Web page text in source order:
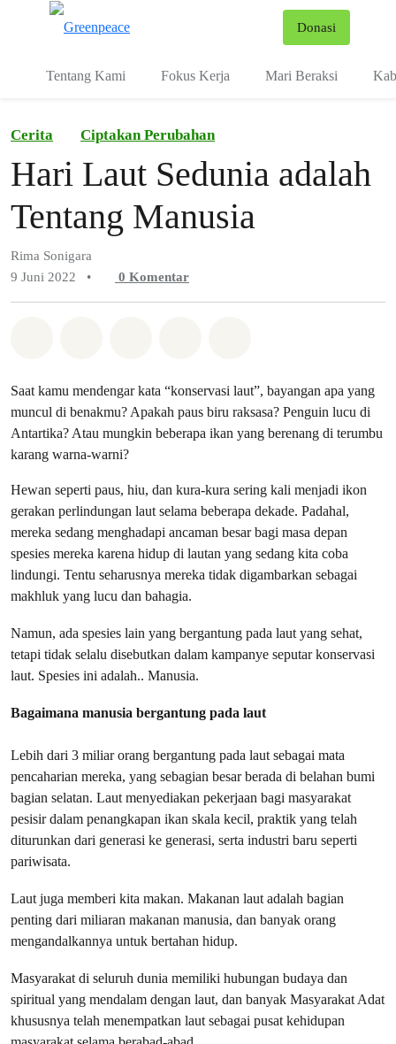
Donasi
Tentang Kami Fokus Kerja Mari Beraksi
Cerita Ciptakan Perubahan
Hari Laut Sedunia adalah
Tentang Manusia
Rima Sonigara
9 Juni 2022
• 0 Komentar
Saat kamu mendengar kata “konservasi laut”, bayangan apa yang
muncul di benakmu? Apakah paus biru raksasa? Penguin lucu di
Antartika? Atau mungkin beberapa ikan yang berenang di terumbu
karang warna-warni?
Hewan seperti paus, hiu, dan kura-kura sering kali menjadi ikon
gerakan perlindungan laut selama beberapa dekade. Padahal,
mereka sedang menghadapi ancaman besar bagi masa depan
spesies mereka karena hidup di lautan yang sedang kita coba
lindungi. Tentu seharusnya mereka tidak digambarkan sebagai
makhluk yang lucu dan bahagia.
Namun, ada spesies lain yang bergantung pada laut yang sehat,
tetapi tidak selalu disebutkan dalam kampanye seputar konservasi
laut. Spesies ini adalah.. Manusia.
Bagaimana manusia bergantung pada laut
Lebih dari 3 miliar orang bergantung pada laut sebagai mata
pencaharian mereka, yang sebagian besar berada di belahan bumi
bagian selatan. Laut menyediakan pekerjaan bagi masyarakat
pesisir dalam penangkapan ikan skala kecil, praktik yang telah
diturunkan dari generasi ke generasi, serta industri baru seperti
pariwisata.
Laut juga memberi kita makan. Makanan laut adalah bagian
penting dari miliaran makanan manusia, dan banyak orang
mengandalkannya untuk bertahan hidup.
Masyarakat di seluruh dunia memiliki hubungan budaya dan
spiritual yang mendalam dengan laut, dan banyak Masyarakat Adat
khususnya telah menempatkan laut sebagai pusat kehidupan